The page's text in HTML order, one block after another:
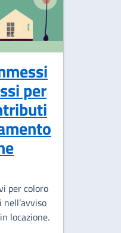
per
per coloro
locazione.